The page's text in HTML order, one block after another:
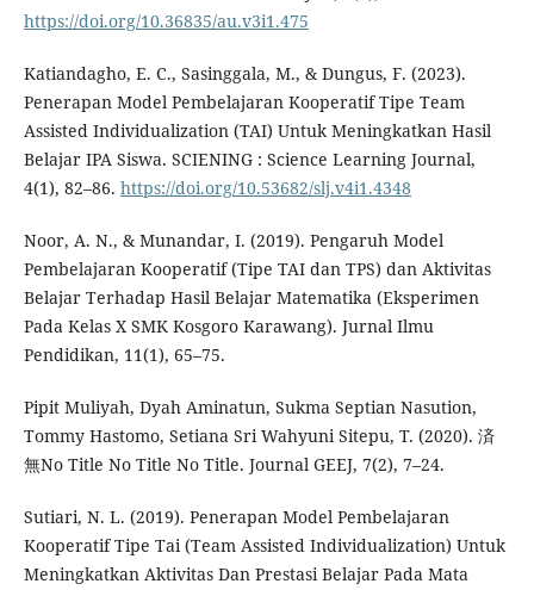
https://doi.org/10.36835/au.v3i1.475
Katiandagho, E. C., Sasinggala, M., & Dungus, F. (2023).
Penerapan Model Pembelajaran Kooperatif Tipe Team
Assisted Individualization (TAI) Untuk Meningkatkan Hasil
Belajar IPA Siswa. SCIENING : Science Learning Journal,
4(1), 82–86. https://doi.org/10.53682/slj.v4i1.4348
Noor, A. N., & Munandar, I. (2019). Pengaruh Model
Pembelajaran Kooperatif (Tipe TAI dan TPS) dan Aktivitas
Belajar Terhadap Hasil Belajar Matematika (Eksperimen
Pada Kelas X SMK Kosgoro Karawang). Jurnal Ilmu
Pendidikan, 11(1), 65–75.
Pipit Muliyah, Dyah Aminatun, Sukma Septian Nasution,
Tommy Hastomo, Setiana Sri Wahyuni Sitepu, T. (2020). 済
無No Title No Title No Title. Journal GEEJ, 7(2), 7–24.
Sutiari, N. L. (2019). Penerapan Model Pembelajaran
Kooperatif Tipe Tai (Team Assisted Individualization) Untuk
Meningkatkan Aktivitas Dan Prestasi Belajar Pada Mata